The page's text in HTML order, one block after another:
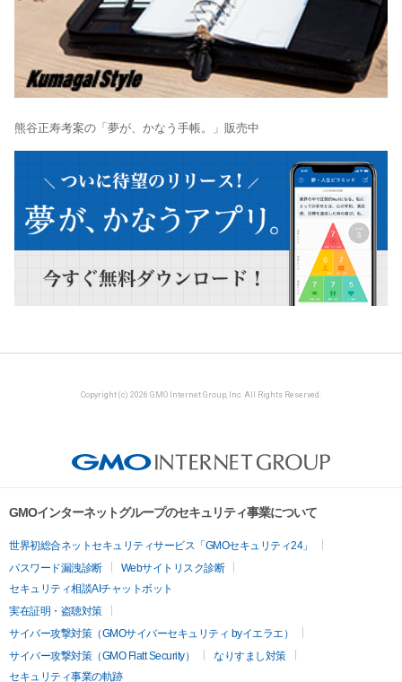
熊谷正寿考案の「夢が、かなう手帳。」販売中
Copyright (c) 2026 GMO Internet Group, Inc. All Rights Reserved.
GMOインターネットグループのセキュリティ事業について
世界初総合ネットセキュリティサービス「GMOセキュリティ24」
パスワード漏洩診断
Webサイトリスク診断
セキュリティ相談AIチャットボット
実在証明・盗聴対策
サイバー攻撃対策（GMOサイバーセキュリティ byイエラエ）
サイバー攻撃対策（GMO Flatt Security）
なりすまし対策
セキュリティ事業の軌跡